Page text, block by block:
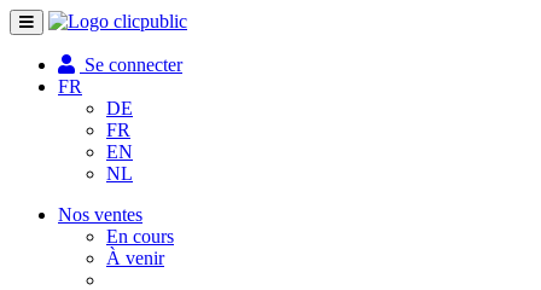
Toggle
navigation
Se connecter
FR
DE
FR
EN
NL
Nos ventes
En cours
À venir